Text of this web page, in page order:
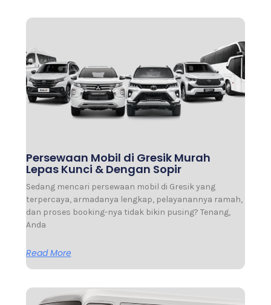
Persewaan Mobil di Gresik Murah
Lepas Kunci & Dengan Sopir
Sedang mencari persewaan mobil di Gresik yang
terpercaya, armadanya lengkap, pelayanannya ramah,
dan proses booking-nya tidak bikin pusing? Tenang,
Anda
Read More